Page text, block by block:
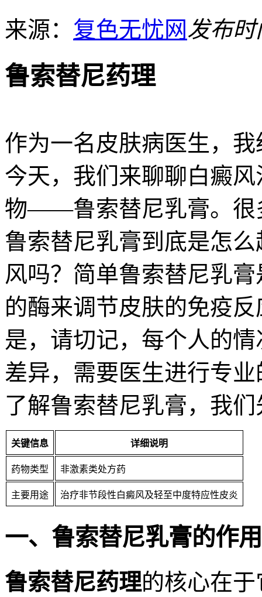
来源： 复色无忧网发布时
鲁索替尼药理
作为一名皮肤病医生，
今天，我们来聊聊白癜
物——鲁索替尼乳膏。很
鲁索替尼乳膏到底是怎
风吗？简单鲁索替尼乳
的酶来调节皮肤的免疫
是，请切记，每个人的
差异，需要医生进行专
了解鲁索替尼乳膏，我
关键信息 详细说明
药物类型 非激素类处方药
主要用途 治疗非节段性白癜风及轻至中度特应性皮炎
一、鲁索替尼乳膏的作
鲁索替尼药理的核心在于